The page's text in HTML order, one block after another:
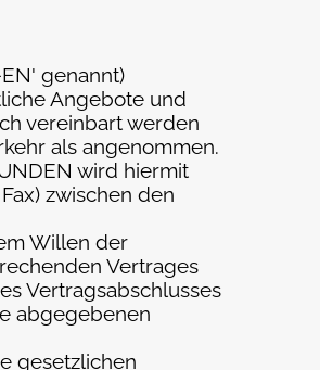
genannt)
Angebote und
vereinbart werden
als angenommen.
wird hiermit
zwischen den
Willen der
Vertrages
Vertragsabschlusses
abgegebenen
gesetzlichen